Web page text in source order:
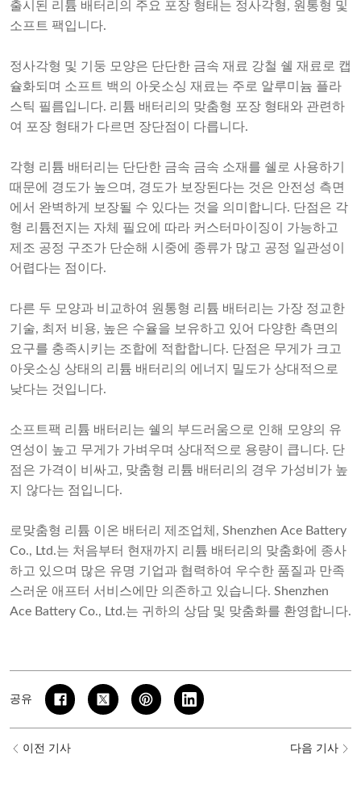
출시된 리튬 배터리의 주요 포장 형태는 정사각형, 원통형 및
소프트 팩입니다.
정사각형 및 기둥 모양은 단단한 금속 재료 강철 쉘 재료로 캡
슐화되며 소프트 백의 아웃소싱 재료는 주로 알루미늄 플라
스틱 필름입니다. 리튬 배터리의 맞춤형 포장 형태와 관련하
여 포장 형태가 다르면 장단점이 다릅니다.
각형 리튬 배터리는 단단한 금속 금속 소재를 쉘로 사용하기
때문에 경도가 높으며, 경도가 보장된다는 것은 안전성 측면
에서 완벽하게 보장될 수 있다는 것을 의미합니다. 단점은 각
형 리튬전지는 자체 필요에 따라 커스터마이징이 가능하고
제조 공정 구조가 단순해 시중에 종류가 많고 공정 일관성이
어렵다는 점이다.
다른 두 모양과 비교하여 원통형 리튬 배터리 는 가장 정교한
기술, 최저 비용, 높은 수율을 보유하고 있어 다양한 측면의
요구를 충족시키는 조합에 적합합니다. 단점은 무게가 크고
아웃소싱 상태의 리튬 배터리의 에너지 밀도가 상대적으로
낮다는 것입니다.
소프트팩 리튬 배터리는 쉘의 부드러움으로 인해 모양의 유
연성이 높고 무게가 가벼우며 상대적으로 용량이 큽니다. 단
점은 가격이 비싸고, 맞춤형 리튬 배터리의 경우 가성비가 높
지 않다는 점입니다.
로맞춤형 리튬 이온 배터리 제조업체 , Shenzhen Ace Battery
Co., Ltd.는 처음부터 현재까지 리튬 배터리의 맞춤화에 종사
하고 있으며 많은 유명 기업과 협력하여 우수한 품질과 만족
스러운 애프터 서비스에만 의존하고 있습니다. Shenzhen
Ace Battery Co., Ltd.는 귀하의 상담 및 맞춤화를 환영합니다.
공유
이전 기사 다음 기사